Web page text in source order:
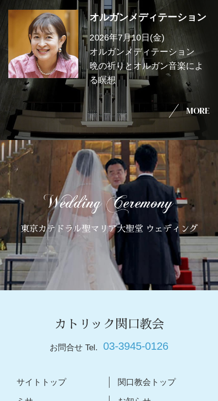
オルガンメディテーション
2026年7月10日(金)
オルガンメディテーション
晩の祈りとオルガン音楽によ
る瞑想
MORE
東京カテドラル聖マリア大聖堂 ウェディング
カトリック関口教会
お問合せ Tel. 03-3945-0126
サイトトップ 関口教会トップ